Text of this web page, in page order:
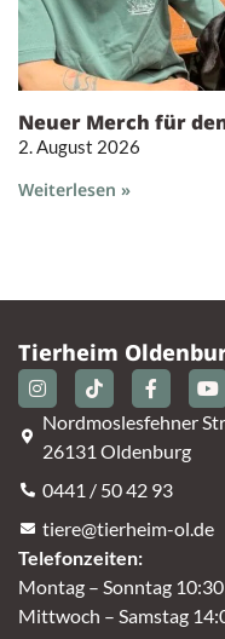
Neuer Merch für
2. August 2026
Weiterlesen »
Tierheim
Nordmoslesfehner
26131 Oldenburg
0441 / 50 42 93
tiere@tierheim-ol.de
Telefonzeiten:
Montag – Sonntag
Mittwoch – Samstag